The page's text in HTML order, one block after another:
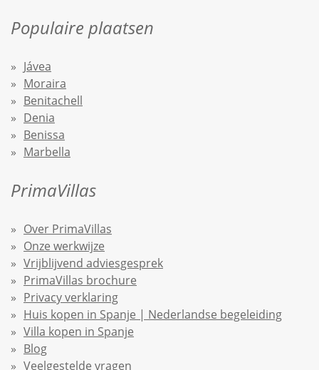
Populaire plaatsen
Jávea
Moraira
Benitachell
Denia
Benissa
Marbella
PrimaVillas
Over PrimaVillas
Onze werkwijze
Vrijblijvend adviesgesprek
PrimaVillas brochure
Privacy verklaring
Huis kopen in Spanje | Nederlandse begeleiding
Villa kopen in Spanje
Blog
Veelgestelde vragen